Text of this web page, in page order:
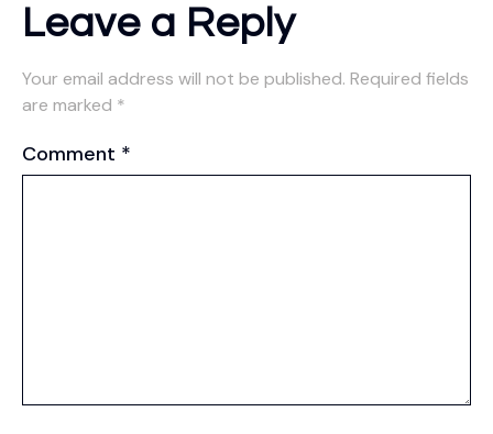
Leave a Reply
Your email address will not be published. Required fields
are marked *
Comment *